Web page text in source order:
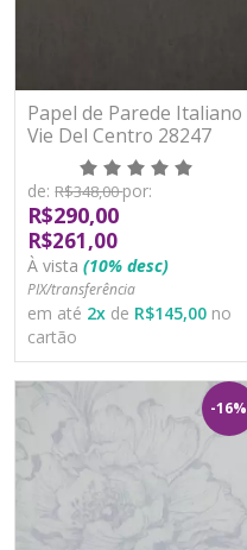
Papel de Parede Italiano
Vie Del Centro 28247
Vinílico Lavável
de: R$348,00por:
R$290,00
R$261,00
À vista (10% desc)
PIX/transferência
em até 2x de R$145,00 no
cartão
-16%